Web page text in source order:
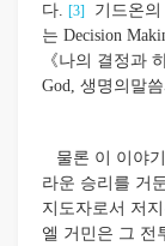
다. [3]
기드온
는 Decision
《나의 결정과
God, 생명의말
물론 이 이야
라운 승리를 거
지도자로서 저
엘 거민은 그 전